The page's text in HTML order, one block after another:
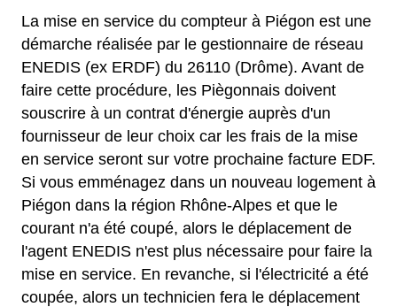
La mise en service du compteur à Piégon est une
démarche réalisée par le gestionnaire de réseau
ENEDIS (ex ERDF) du 26110 (Drôme). Avant de
faire cette procédure, les Piègonnais doivent
souscrire à un contrat d'énergie auprès d'un
fournisseur de leur choix car les frais de la mise
en service seront sur votre prochaine facture EDF.
Si vous emménagez dans un nouveau logement à
Piégon dans la région Rhône-Alpes et que le
courant n'a été coupé, alors le déplacement de
l'agent ENEDIS n'est plus nécessaire pour faire la
mise en service. En revanche, si l'électricité a été
coupée, alors un technicien fera le déplacement